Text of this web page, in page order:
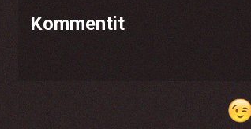
Kommentit